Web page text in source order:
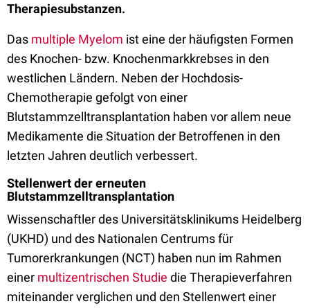
Therapiesubstanzen.
Das multiple Myelom ist eine der häufigsten Formen
des Knochen- bzw. Knochenmarkkrebses in den
westlichen Ländern. Neben der Hochdosis-
Chemotherapie gefolgt von einer
Blutstammzelltransplantation haben vor allem neue
Medikamente die Situation der Betroffenen in den
letzten Jahren deutlich verbessert.
Stellenwert der erneuten
Blutstammzelltransplantation
Wissenschaftler des Universitätsklinikums Heidelberg
(UKHD) und des Nationalen Centrums für
Tumorerkrankungen (NCT) haben nun im Rahmen
einer multizentrischen Studie die Therapieverfahren
miteinander verglichen und den Stellenwert einer